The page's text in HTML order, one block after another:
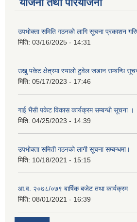
योजना तथा परियोजना
उपभोक्ता समिति गठनको लागि सूचना प्रकाशन
मिति: 03/16/2025 - 14:31
उखु पकेट क्षेत्रमा स्यालो टुवेल जडान सम्बन्धि
मिति: 05/17/2023 - 17:46
गाई भैंसी पकेट विकास कार्यक्रम सम्बन्धी सूचना ।
मिति: 04/25/2023 - 14:39
उपभोक्ता समिती गठनको लागी सूचना सम्बन्धमा।
मिति: 10/18/2021 - 15:15
आ.व. २०७८/०७९ बार्षिक बजेट तथा कार्यक्रम
मिति: 08/01/2021 - 16:39